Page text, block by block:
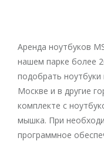
Аренда ноутбуков
нашем парке более
подобрать
Москве и в другие
комплекте с
мышка. При
программное